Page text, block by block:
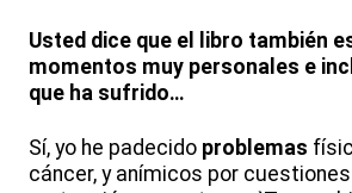
Usted dice que el libro también
momentos muy personales e
que ha sufrido…
Sí, yo he padecido problemas
cáncer, y anímicos por